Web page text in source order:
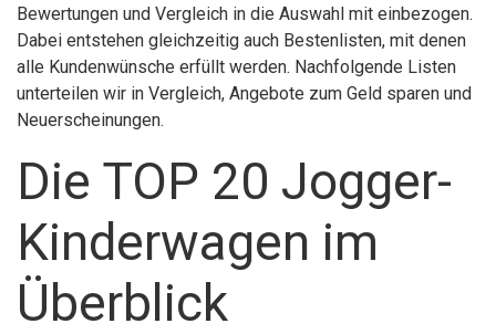
Bewertungen und Vergleich in die Auswahl mit einbezogen.
Dabei entstehen gleichzeitig auch Bestenlisten, mit denen
alle Kundenwünsche erfüllt werden. Nachfolgende Listen
unterteilen wir in Vergleich, Angebote zum Geld sparen und
Neuerscheinungen.
Die TOP 20 Jogger-
Kinderwagen im
Überblick